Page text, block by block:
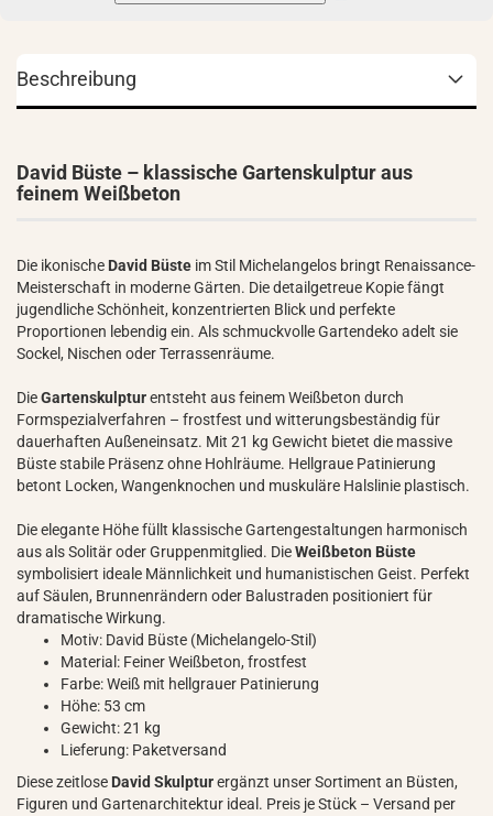
Beschreibung
David Büste – klassische Gartenskulptur aus
feinem Weißbeton
Die ikonische David Büste im Stil Michelangelos bringt Renaissance-
Meisterschaft in moderne Gärten. Die detailgetreue Kopie fängt
jugendliche Schönheit, konzentrierten Blick und perfekte
Proportionen lebendig ein. Als schmuckvolle Gartendeko adelt sie
Sockel, Nischen oder Terrassenräume.
DieGartenskulpturentsteht aus feinem Weißbeton durch
Formspezialverfahren – frostfest und witterungsbeständig für
dauerhaften Außeneinsatz. Mit 21 kg Gewicht bietet die massive
Büste stabile Präsenz ohne Hohlräume. Hellgraue Patinierung
betont Locken, Wangenknochen und muskuläre Halslinie plastisch.
Die elegante Höhe füllt klassische Gartengestaltungen harmonisch
aus als Solitär oder Gruppenmitglied. DieWeißbeton Büste
symbolisiert ideale Männlichkeit und humanistischen Geist. Perfekt
auf Säulen, Brunnenrändern oder Balustraden positioniert für
dramatische Wirkung.
Motiv: David Büste (Michelangelo-Stil)
Material: Feiner Weißbeton, frostfest
Farbe: Weiß mit hellgrauer Patinierung
Höhe: 53 cm
Gewicht: 21 kg
Lieferung: Paketversand
Diese zeitlose David Skulpturergänzt unser Sortiment an Büsten,
Figuren und Gartenarchitektur ideal. Preis je Stück – Versand per